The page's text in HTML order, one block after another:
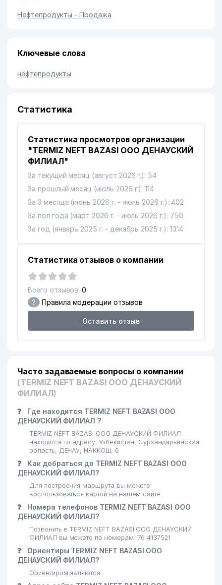
Нефтепродукты - Продажа
Ключевые слова
нефтепродукты
Статистика
Статистика просмотров организации
"TERMIZ NEFT BAZASI ООО ДЕНАУСКИЙ
ФИЛИАЛ"
За текущий месяц (август 2026 г.): 54
За прошлый месяц (июль 2026 г.): 114
За 3 месяца (июнь 2026 г. - июль 2026 г.): 402
За пол года (март 2026 г. - июль 2026 г.): 750
За год (январь 2025 г. - декабрь 2025 г.): 1314
Статистика отзывов о компании
Всего отзывов: 0
? Правила модерации отзывов
Оставить отзыв
Часто задаваемые вопросы о компании
(TERMIZ NEFT BAZASI ООО ДЕНАУСКИЙ
ФИЛИАЛ)
❓
Где находится TERMIZ NEFT BAZASI ООО
ДЕНАУСКИЙ ФИЛИАЛ ?
TERMIZ NEFT BAZASI ООО ДЕНАУСКИЙ ФИЛИАЛ
находится по адресу: Узбекистан, Сурхандарьинская
область, ДЕНАУ, НАККОШ, 6
❓
Как добраться до TERMIZ NEFT BAZASI ООО
ДЕНАУСКИЙ ФИЛИАЛ?
Для построения маршрута вы можете
воспользоваться картой на нашем сайте
❓
Номера телефонов TERMIZ NEFT BAZASI ООО
ДЕНАУСКИЙ ФИЛИАЛ?
Позвонить в TERMIZ NEFT BAZASI ООО ДЕНАУСКИЙ
ФИЛИАЛ вы можете по номерам: 76 4137521
❓
Ориентиры TERMIZ NEFT BAZASI ООО
ДЕНАУСКИЙ ФИЛИАЛ?
Ориентиром являются: